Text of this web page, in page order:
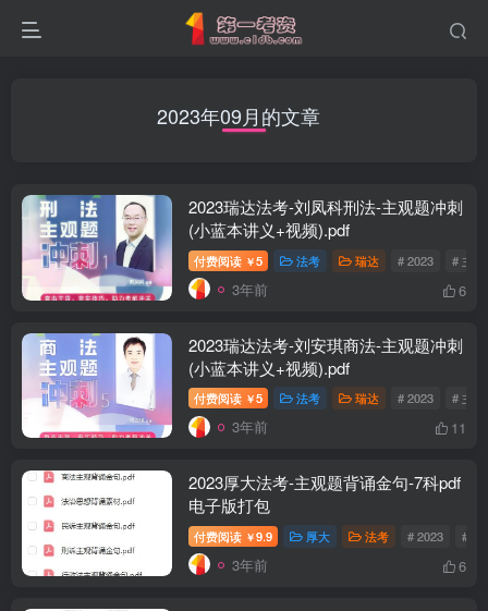
2023年09月的文章
2023瑞达法考-刘凤科刑法-主观题冲刺
(小蓝本讲义+视频).pdf
付费阅读 ￥5 法考 瑞达 # 2023 # 主
3年前 6
2023瑞达法考-刘安琪商法-主观题冲刺
(小蓝本讲义+视频).pdf
付费阅读 ￥5 法考 瑞达 # 2023 # 主
3年前 11
2023厚大法考-主观题背诵金句-7科pdf
电子版打包
付费阅读 ￥9.9 厚大 法考 # 2023 # 主
3年前 6